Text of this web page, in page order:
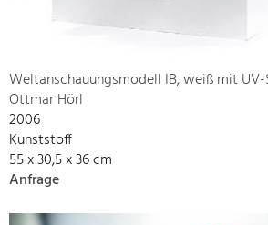
Weltanschauungsmodell IB, weiß mit
Ottmar Hörl
2006
Kunststoff
55 x 30,5 x 36 cm
Anfrage